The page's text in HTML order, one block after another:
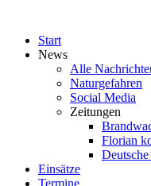
Start
News
Alle
Naturgefahren
Social Media
Zeitungen
Florian
Einsätze
Termine